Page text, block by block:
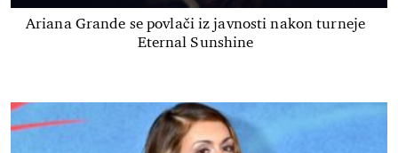
Ariana Grande se povlači iz javnosti nakon turneje
Eternal Sunshine